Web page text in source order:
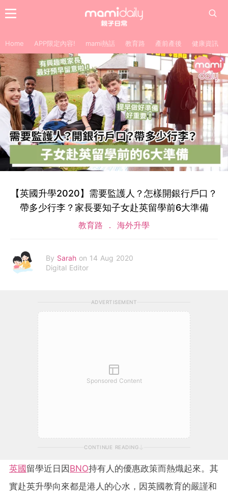
Home APP限定內容! mami熱話 教育路 產前產後 健康資訊
【英國升學2020】需要監護人？怎樣開銀行戶口？
帶多少行李？家長要知子女赴英留學前6大準備
教育路 海外升學
By Sarah on 14 Aug 2020
Digital Editor
ADVERTISEMENT
Sponsored Content
CONTINUE READING
英國留學近日因BNO持有人的優惠政策而熱熾起來。其
實赴英升學向來都是港人的心水，因英國教育的嚴謹和